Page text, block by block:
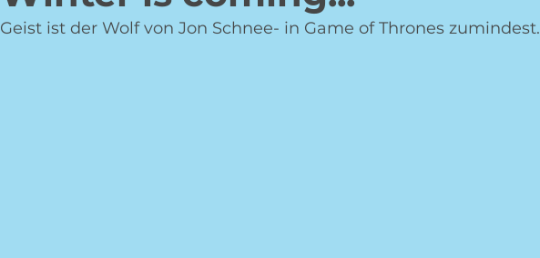
Geist ist der Wolf von Jon Schnee- in Game of Thrones zumindest.